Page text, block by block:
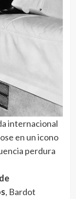
internacional
en un icono
perdura
, Bardot